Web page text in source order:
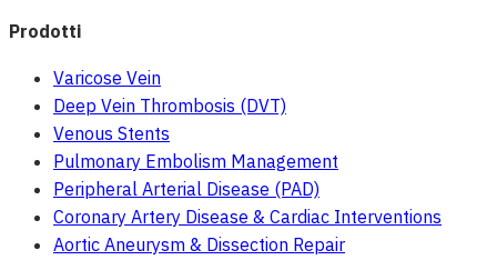
Prodotti
Varicose Vein
Deep Vein Thrombosis (DVT)
Venous Stents
Pulmonary Embolism Management
Peripheral Arterial Disease (PAD)
Coronary Artery Disease & Cardiac Interventions
Aortic Aneurysm & Dissection Repair